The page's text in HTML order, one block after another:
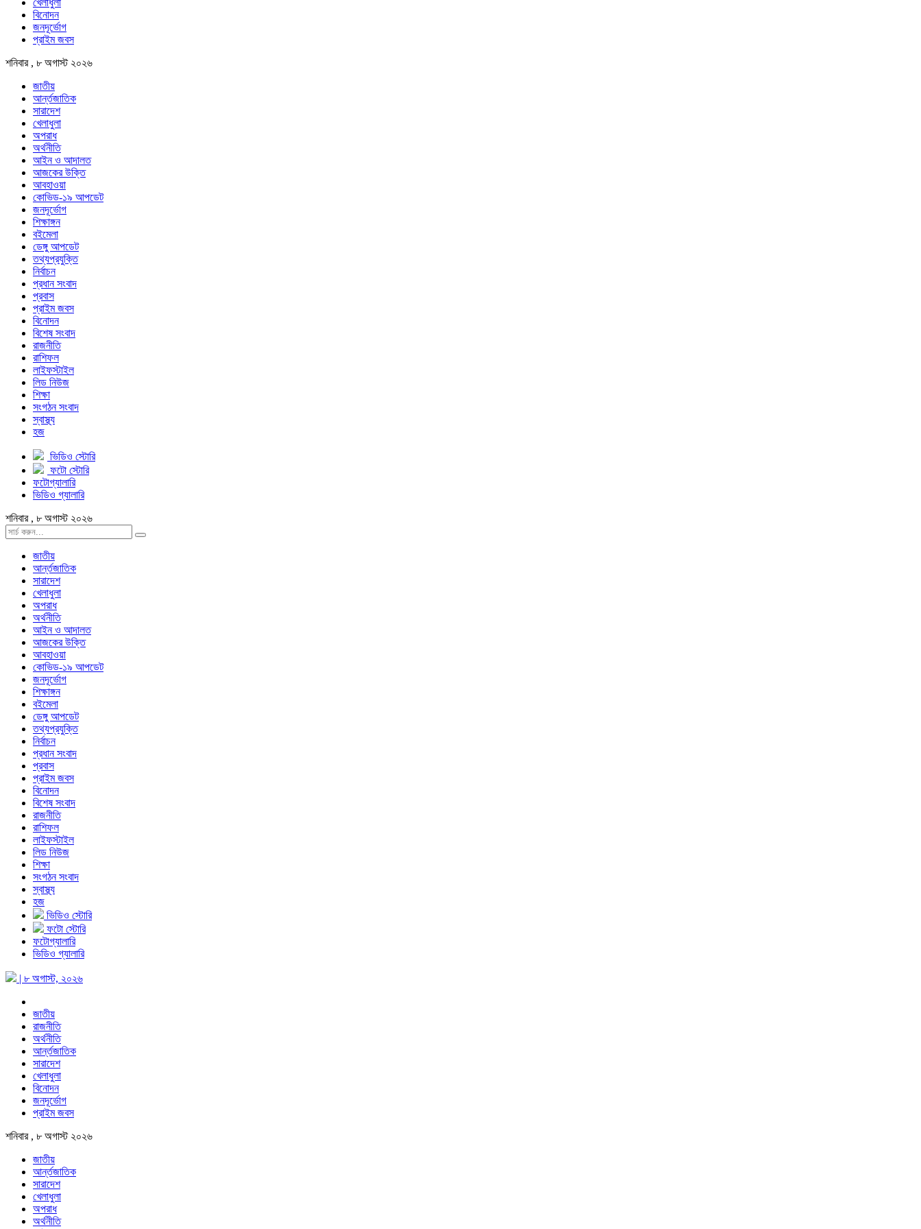
খেলাধুলা
বিনোদন
জনদূর্ভোগ
প্রাইম জবস
শনিবার , ৮ অগাস্ট ২০২৬
জাতীয়
আর্ন্তজাতিক
সারাদেশ
খেলাধুলা
অপরাধ
অর্থনীতি
আইন ও আদালত
আজকের উক্তি
আবহাওয়া
কোভিড-১৯ আপডেট
জনদূর্ভোগ
শিক্ষাঙ্গন
বইমেলা
ডেঙ্গু আপডেট
তথ্যপ্রযুক্তি
নির্বাচন
প্রধান সংবাদ
প্রবাস
প্রাইম জবস
বিনোদন
বিশেষ সংবাদ
রাজনীতি
রাশিফল
লাইফস্টাইল
লিড নিউজ
শিক্ষা
সংগঠন সংবাদ
স্বাস্থ্য
হজ
ভিডিও স্টোরি
ফটো স্টোরি
ফটোগ্যালারি
ভিডিও গ্যালারি
শনিবার , ৮ অগাস্ট ২০২৬
জাতীয়
আর্ন্তজাতিক
সারাদেশ
খেলাধুলা
অপরাধ
অর্থনীতি
আইন ও আদালত
আজকের উক্তি
আবহাওয়া
কোভিড-১৯ আপডেট
জনদূর্ভোগ
শিক্ষাঙ্গন
বইমেলা
ডেঙ্গু আপডেট
তথ্যপ্রযুক্তি
নির্বাচন
প্রধান সংবাদ
প্রবাস
প্রাইম জবস
বিনোদন
বিশেষ সংবাদ
রাজনীতি
রাশিফল
লাইফস্টাইল
লিড নিউজ
শিক্ষা
সংগঠন সংবাদ
স্বাস্থ্য
হজ
ভিডিও স্টোরি
ফটো স্টোরি
ফটোগ্যালারি
ভিডিও গ্যালারি
| ৮ অগাস্ট, ২০২৬
জাতীয়
রাজনীতি
অর্থনীতি
আর্ন্তজাতিক
সারাদেশ
খেলাধুলা
বিনোদন
জনদূর্ভোগ
প্রাইম জবস
শনিবার , ৮ অগাস্ট ২০২৬
জাতীয়
আর্ন্তজাতিক
সারাদেশ
খেলাধুলা
অপরাধ
অর্থনীতি